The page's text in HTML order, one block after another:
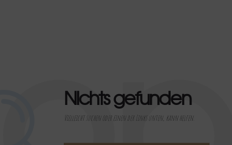
Nichts gefunden
Vielleicht suchen oder einen der Links unten, kann helfen.